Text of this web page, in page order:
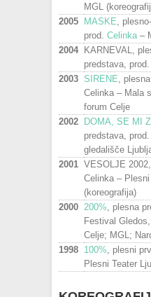
MGL
2005 MASKE ,
prod. Celinka –
2004 KARNEVAL,
predstava, prod.
2003 SIRENE ,
Celinka – Mala
forum Celje
2002 DOMA, SE MI
predstava,
gledališče
2001 VESOLJE
Celinka –
(koreografija)
2000 200% , plesna
Festival
Celje; MGL;
1998 100% , plesni
Plesni Teater